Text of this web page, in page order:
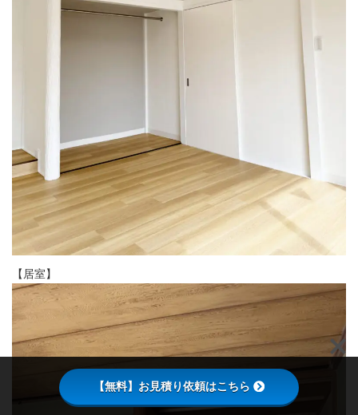
【居室】
【無料】お見積り依頼はこちら